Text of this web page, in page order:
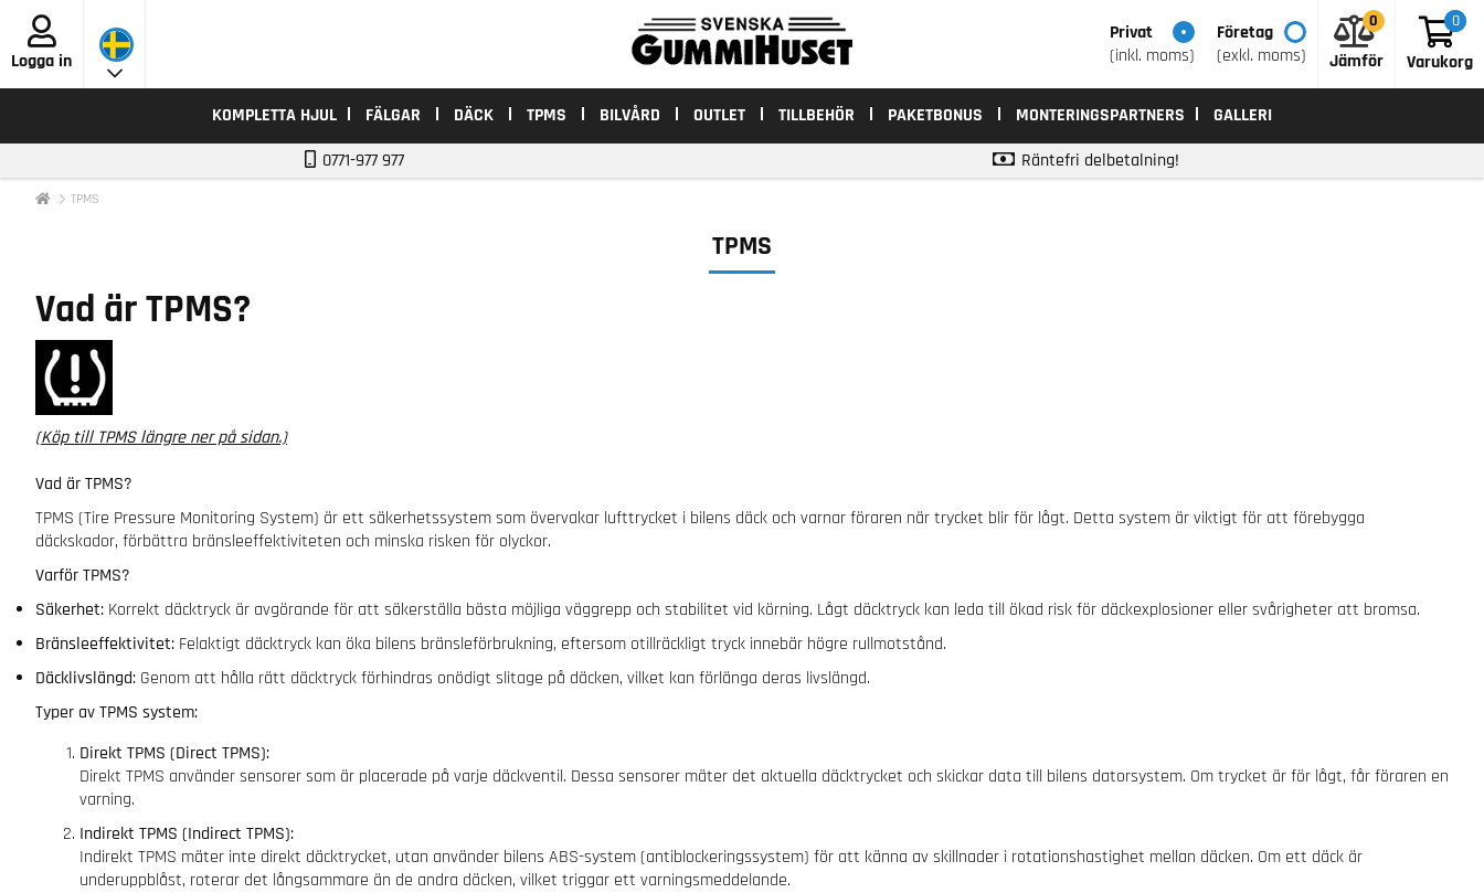
Logga in
0
0
Varukorg
0
Jämför
Privat
(inkl. moms)
Företag
(exkl. moms)
KOMPLETTA HJUL FÄLGAR DÄCK TPMS BILVÅRD OUTLET TILLBEHÖR PAKETBONUS MONTERINGSPARTNERS
GALLERI
0771-977 977
Räntefri delbetalning!
TPMS
TPMS
Vad är TPMS?
(Köp till TPMS längre ner på sidan.)
Vad är TPMS?
TPMS (Tire Pressure Monitoring System) är ett säkerhetssystem som övervakar lufttrycket i bilens däck och varnar föraren när trycket blir för lågt. Detta system är viktigt för att förebygga
däckskador, förbättra bränsleeffektiviteten och minska risken för olyckor.
Varför TPMS?
Säkerhet: Korrekt däcktryck är avgörande för att säkerställa bästa möjliga väggrepp och stabilitet vid körning. Lågt däcktryck kan leda till ökad risk för däckexplosioner eller svårigheter att bromsa.
Bränsleeffektivitet: Felaktigt däcktryck kan öka bilens bränsleförbrukning, eftersom otillräckligt tryck innebär högre rullmotstånd.
Däcklivslängd: Genom att hålla rätt däcktryck förhindras onödigt slitage på däcken, vilket kan förlänga deras livslängd.
Typer av TPMS system:
Direkt TPMS (Direct TPMS):
Direkt TPMS använder sensorer som är placerade på varje däckventil. Dessa sensorer mäter det aktuella däcktrycket och skickar data till bilens datorsystem. Om trycket är för lågt, får föraren en
varning.
Indirekt TPMS (Indirect TPMS):
Indirekt TPMS mäter inte direkt däcktrycket, utan använder bilens ABS-system (antiblockeringssystem) för att känna av skillnader i rotationshastighet mellan däcken. Om ett däck är
underuppblåst, roterar det långsammare än de andra däcken, vilket triggar ett varningsmeddelande.